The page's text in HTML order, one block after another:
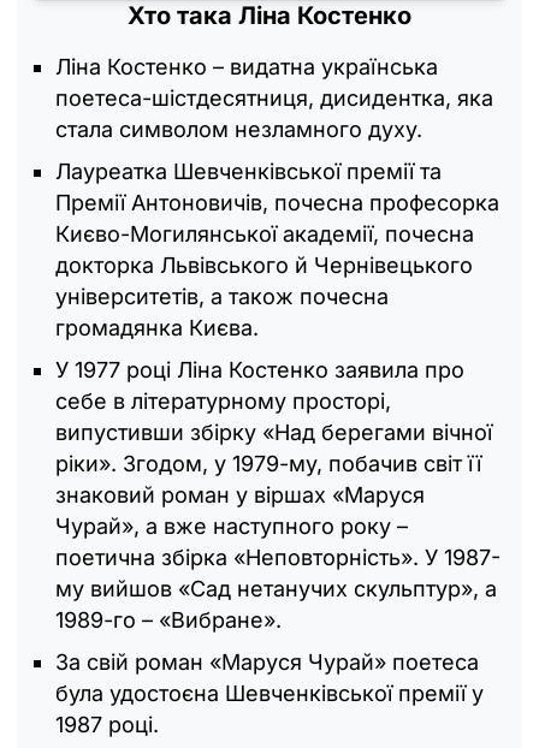
Хто така Ліна Костенко
Ліна Костенко – видатна українська
поетеса-шістдесятниця, дисидентка, яка
стала символом незламного духу.
Лауреатка Шевченківської премії та
Премії Антоновичів, почесна професорка
Києво-Могилянської академії, почесна
докторка Львівського й Чернівецького
університетів, а також почесна
громадянка Києва.
У 1977 році Ліна Костенко заявила про
себе в літературному просторі,
випустивши збірку «Над берегами вічної
ріки». Згодом, у 1979-му, побачив світ її
знаковий роман у віршах «Маруся
Чурай», а вже наступного року –
поетична збірка «Неповторність». У 1987-
му вийшов «Сад нетанучих скульптур», а
1989-го – «Вибране».
За свій роман «Маруся Чурай» поетеса
була удостоєна Шевченківської премії у
1987 році.